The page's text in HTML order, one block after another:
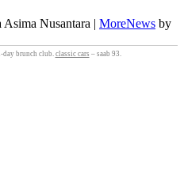
Asima Nusantara | MoreNews by
brunch club. classic cars – saab 93.